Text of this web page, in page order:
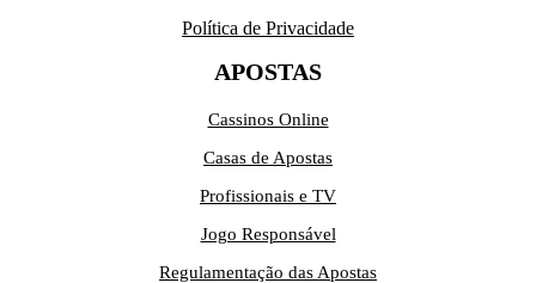
Política de Privacidade
APOSTAS
Cassinos Online
Casas de Apostas
Profissionais e TV
Jogo Responsável
Regulamentação das Apostas